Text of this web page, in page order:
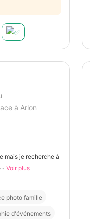
à Arlon
mais je recherche à
Voir plus
photo famille
d'événements